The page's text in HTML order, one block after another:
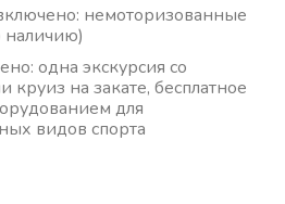
немоторизованные
наличию)
одна экскурсия со
круиз на закате, бесплатное
для
видов спорта